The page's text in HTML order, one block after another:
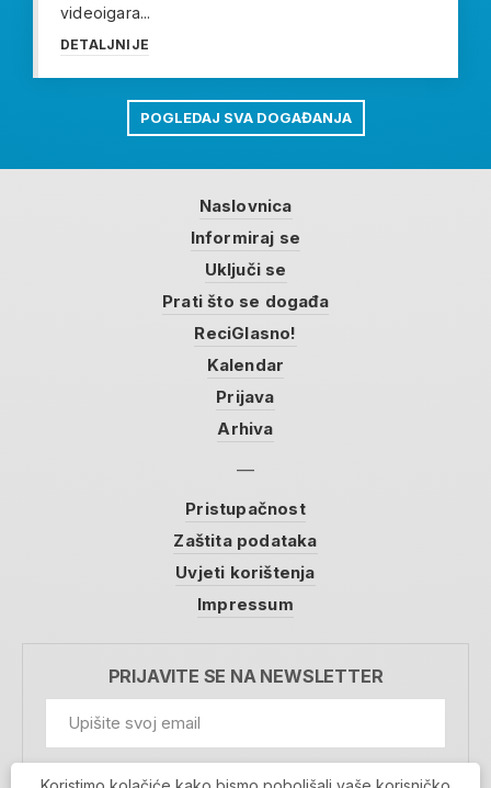
videoigara...
DETALJNIJE
POGLEDAJ SVA DOGAĐANJA
Naslovnica
Informiraj se
Uključi se
Prati što se događa
ReciGlasno!
Kalendar
Prijava
Arhiva
Pristupačnost
Zaštita podataka
Uvjeti korištenja
Impressum
PRIJAVITE SE NA NEWSLETTER